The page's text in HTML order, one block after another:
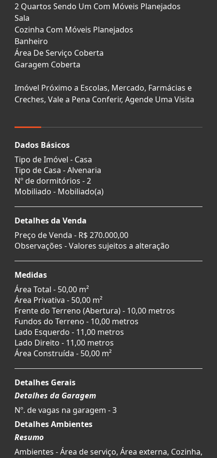
2 Quartos Sendo Um Com Móveis Planejados
Sala
Cozinha Com Móveis Planejados
Banheiro
Área De Serviço Coberta
Garagem Coberta
Imóvel Próximo a Escolas, Mercado, Farmácias e
Creches, Vale a Pena Conferir, Agende Uma Visita
Dados Básicos
Tipo de Imóvel - Casa
Tipo de Casa - Alvenaria
Nº de dormitórios - 2
Mobiliado - Mobiliado(a)
Detalhes da Venda
Preço de Venda - R$ 270.000,00
Observações - Valores sujeitos a alteração
Medidas
Área Total - 50,00 m²
Área Privativa - 50,00 m²
Frente do Terreno (Abertura) - 10,00 metros
Fundos do Terreno - 10,00 metros
Lado Esquerdo - 11,00 metros
Lado Direito - 11,00 metros
Área Construída - 50,00 m²
Detalhes Gerais
Detalhes da Garagem
Nº. de vagas na garagem - 3
Detalhes Ambientes
Resumo
Ambientes - Área de serviço, Área externa, Cozinha,